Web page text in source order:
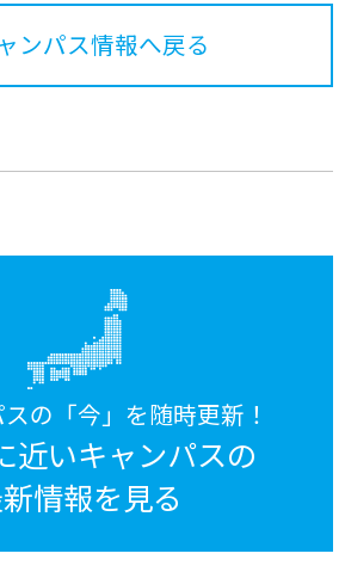
ンパス情報へ戻る
の「今」を随時更新！
近いキャンパスの
情報を見る